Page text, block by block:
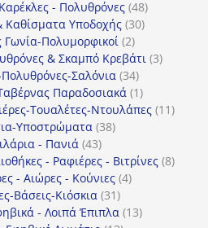
προϊόντα
- Πολυθρόνες 4848
προϊόντα
Καθίσματα Υποδοχής 3030
Γωνία-Πολυμορφικοί 22
προϊόντα
& Σκαμπό Κρεβάτι 33
Σαλόνια 3434
προϊόντα
Παραδοσιακά 11
προϊόν
Τουαλέτες-Ντουλάπες 1111
Υποστρώματα 3838
- Πανιά 4343
προϊόντα
- Ραφιέρες - Βιτρίνες 88
- Αιώρες - Κούνιες 44
Βάσεις-Κιόσκια 3131
προϊόντα
- Λοιπά Έπιπλα 1313